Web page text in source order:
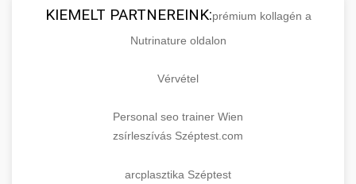
KIEMELT PARTNEREINK:prémium kollagén a
Nutrinature oldalon
Vérvétel
Personal seo trainer Wien
zsírleszívás Széptest.com
arcplasztika Széptest